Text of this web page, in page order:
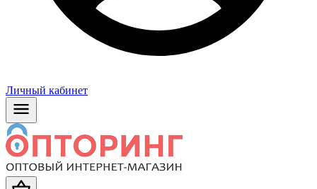
Личный кабинет